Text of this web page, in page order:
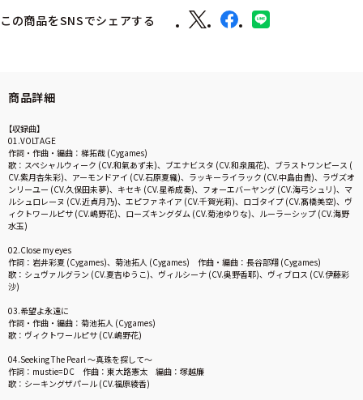
この商品をSNSでシェアする
商品詳細
【収録曲】
01.VOLTAGE
作詞・作曲・編曲：梯拓哉 (Cygames)
歌：スペシャルウィーク (CV.和氣あず未)、ブエナビスタ (CV.和泉風花)、ブラストワンピース (
CV.紫月杏朱彩)、アーモンドアイ (CV.石原夏織)、ラッキーライラック (CV.中島由貴)、ラヴズオ
ンリーユー (CV.久保田未夢)、キセキ (CV.星希成奏)、フォーエバーヤング (CV.海弓シュリ)、マ
ルシュロレーヌ (CV.近貞月乃)、エピファネイア (CV.千賀光莉)、ロゴタイプ (CV.髙橋美空)、ヴ
ィクトワールピサ (CV.嶋野花)、ローズキングダム (CV.菊池ゆりな)、ルーラーシップ (CV.海野
水玉)
02.Close my eyes
作詞：岩井彩夏 (Cygames)、菊池拓人 (Cygames) 作曲・編曲：長谷部翔 (Cygames)
歌：シュヴァルグラン (CV.夏吉ゆうこ)、ヴィルシーナ (CV.奥野香耶)、ヴィブロス (CV.伊藤彩
沙)
03.希望よ永遠に
作詞・作曲・編曲：菊池拓人 (Cygames)
歌：ヴィクトワールピサ (CV.嶋野花)
04.Seeking The Pearl ～真珠を探して〜
作詞：mustie=DC 作曲：東大路憲太 編曲：塚越廉
歌：シーキングザパール (CV.福原綾香)